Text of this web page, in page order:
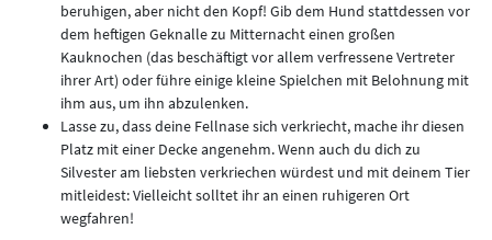
beruhigen, aber nicht den Kopf! Gib dem Hund stattdessen vor
dem heftigen Geknalle zu Mitternacht einen großen
Kauknochen (das beschäftigt vor allem verfressene Vertreter
ihrer Art) oder führe einige kleine Spielchen mit Belohnung mit
ihm aus, um ihn abzulenken.
Lasse zu, dass deine Fellnase sich verkriecht, mache ihr diesen
Platz mit einer Decke angenehm. Wenn auch du dich zu
Silvester am liebsten verkriechen würdest und mit deinem Tier
mitleidest: Vielleicht solltet ihr an einen ruhigeren Ort
wegfahren!